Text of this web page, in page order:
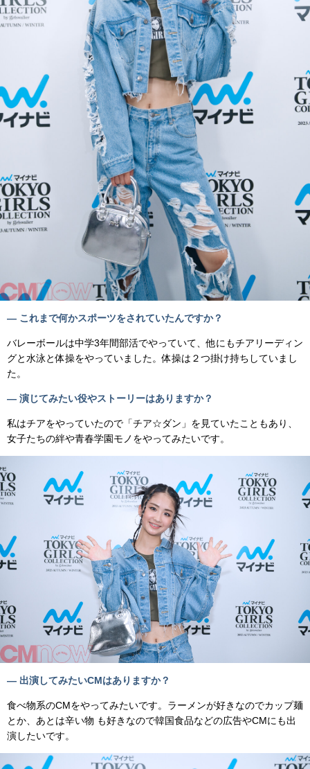
— これまで何かスポーツをされていたんですか？
バレーボールは中学3年間部活でやっていて、他にもチアリーディン
グと水泳と体操をやっていました。体操は２つ掛け持ちしていまし
た。
— 演じてみたい役やストーリーはありますか？
私はチアをやっていたので「チア☆ダン」を見ていたこともあり、
女子たちの絆や青春学園モノをやってみたいです。
— 出演してみたいCMはありますか？
食べ物系のCMをやってみたいです。ラーメンが好きなのでカップ麺
とか、あとは辛い物 も好きなので韓国食品などの広告やCMにも出
演したいです。